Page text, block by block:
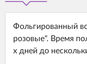
Фольгированный
розовые". Время
х дней до